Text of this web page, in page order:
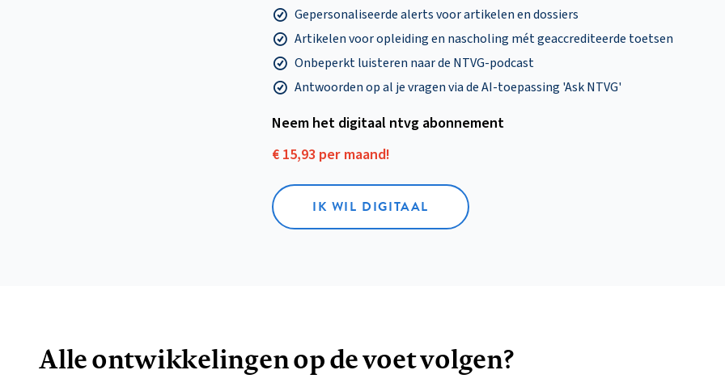
Gepersonaliseerde alerts voor artikelen en dossiers
Artikelen voor opleiding en nascholing mét geaccrediteerde toetsen
Onbeperkt luisteren naar de NTVG-podcast
Antwoorden op al je vragen via de AI-toepassing 'Ask NTVG'
Neem het digitaal ntvg abonnement
€ 15,93 per maand!
IK WIL DIGITAAL
Alle ontwikkelingen op de voet volgen?